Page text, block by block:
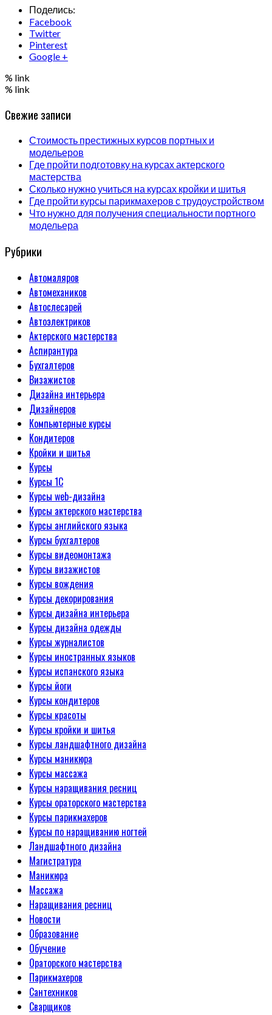
Поделись:
Facebook
Twitter
Pinterest
Google +
% link
% link
Свежие записи
Стоимость престижных курсов портных и
модельеров
Где пройти подготовку на курсах актерского
мастерства
Сколько нужно учиться на курсах кройки и шитья
Где пройти курсы парикмахеров с трудоустройством
Что нужно для получения специальности портного
модельера
Рубрики
Автомаляров
Автомехаников
Автослесарей
Автоэлектриков
Актерского мастерства
Аспирантура
Бухгалтеров
Визажистов
Дизайна интерьера
Дизайнеров
Компьютерные курсы
Кондитеров
Кройки и шитья
Курсы
Курсы 1С
Курсы web-дизайна
Курсы актерского мастерства
Курсы английского языка
Курсы бухгалтеров
Курсы видеомонтажа
Курсы визажистов
Курсы вождения
Курсы декорирования
Курсы дизайна интерьера
Курсы дизайна одежды
Курсы журналистов
Курсы иностранных языков
Курсы испанского языка
Курсы йоги
Курсы кондитеров
Курсы красоты
Курсы кройки и шитья
Курсы ландшафтного дизайна
Курсы маникюра
Курсы массажа
Курсы наращивания ресниц
Курсы ораторского мастерства
Курсы парикмахеров
Курсы по наращиванию ногтей
Ландшафтного дизайна
Магистратура
Маникюра
Массажа
Наращивания ресниц
Новости
Образование
Обучение
Ораторского мастерства
Парикмахеров
Сантехников
Сварщиков